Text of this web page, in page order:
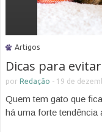
Artigos
Dicas para
por Redação - 19 de
Quem tem gato que
há uma forte tendência